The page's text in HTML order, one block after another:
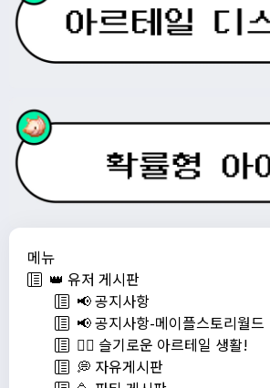
메뉴
👑 유저 게시판
📢 공지사항
📢 공지사항-메이플스토리월드
💁‍♂ 슬기로운 아르테일 생활!
💭 자유게시판